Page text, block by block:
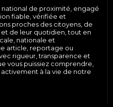
national de proximité, engagé
fiable, vérifiée et
proches des citoyens, de
de leur quotidien, tout en
nationale et
article, reportage ou
rigueur, transparence et
vous puissiez comprendre,
à la vie de notre